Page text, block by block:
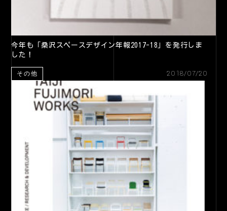
今年も「桑沢スペースデザイン年報2017-18」を発行しま
した！
その他 2018/07/20